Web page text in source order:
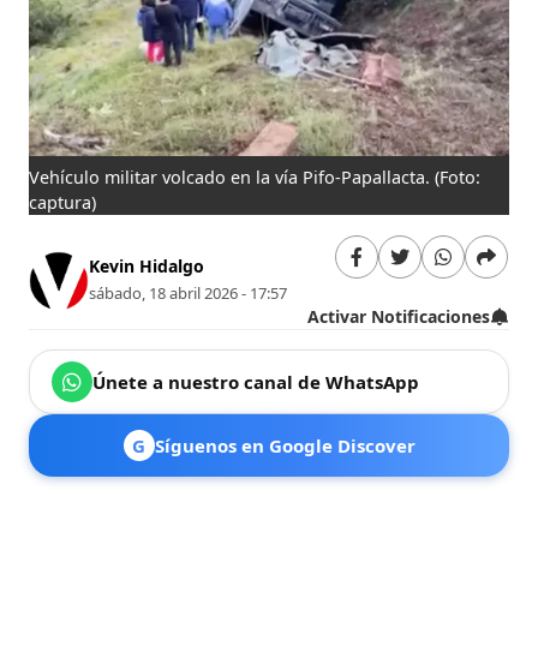
Vehículo militar volcado en la vía Pifo-Papallacta. (Foto:
captura)
Kevin Hidalgo
sábado, 18 abril 2026 - 17:57
Activar Notificaciones
Únete a nuestro canal de WhatsApp
G Síguenos en Google Discover